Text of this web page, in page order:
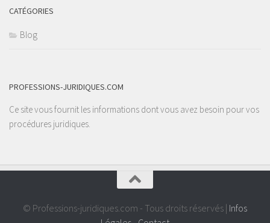
CATÉGORIES
Blog
PROFESSIONS-JURIDIQUES.COM
Ce site vous fournit les informations dont vous avez besoin pour vos
procédures juridiques.
© Professions-juridiques.com - Tous droits réservés | Infos